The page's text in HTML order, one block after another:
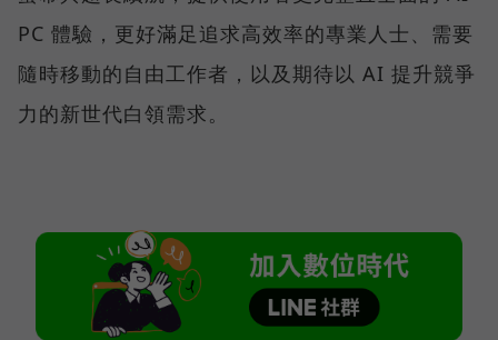
PC 體驗，更好滿足追求高效率的專業人士、需要
隨時移動的自由工作者，以及期待以 AI 提升競爭
力的新世代白領需求。